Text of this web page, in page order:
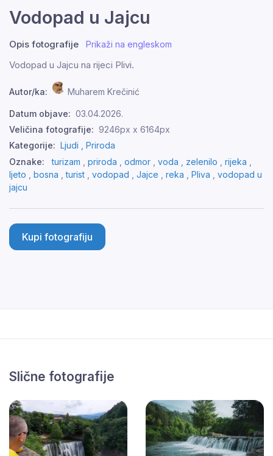
Vodopad u Jajcu
Opis fotografije Prikaži na engleskom
Vodopad u Jajcu na rijeci Plivi.
Autor/ka: Muharem Krečinić
Datum objave: 03.04.2026.
Veličina fotografije: 9246px x 6164px
Kategorije: Ljudi , Priroda
Oznake:
turizam priroda odmor voda zelenilo rijeka
ljeto
bosna ,turist vodopad Jajce reka Pliva
vodopad u
jajcu
Kupi fotografiju
Slične fotografije